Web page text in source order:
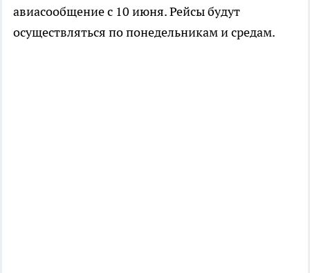
авиасообщение с 10 июня. Рейсы будут
осуществляться по понедельникам и средам.